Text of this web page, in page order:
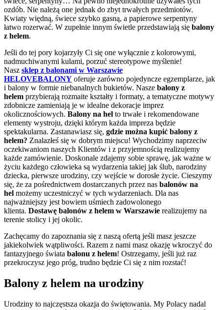
ozdób. Nie należą one jednak do zbyt trwałych przedmiotów.
Kwiaty więdną, świece szybko gasną, a papierowe serpentyny
łatwo rozerwać. W zupełnie innym świetle przedstawiają się balony
z helem.
Jeśli do tej pory kojarzyły Ci się one wyłącznie z kolorowymi,
nadmuchiwanymi kulami, porzuć stereotypowe myślenie!
Nasz sklep z balonami w Warszawie
HELOVEBALONY oferuje zarówno pojedyncze egzemplarze, jak
i balony w formie niebanalnych bukietów. Nasze balony z
helem przybierają rozmaite kształty i formaty, a tematyczne motywy
zdobnicze zamieniają je w idealne dekoracje imprez
okolicznościowych. Balony na hel to trwałe i rekomendowane
elementy wystroju, dzięki którym każda impreza będzie
spektakularna. Zastanawiasz się, gdzie można kupić balony z
helem? Znalazłeś się w dobrym miejscu! Wychodzimy naprzeciw
oczekiwaniom naszych Klientów i z przyjemnością realizujemy
każde zamówienie. Doskonale zdajemy sobie sprawę, jak ważne w
życiu każdego człowieka są wydarzenia takiej jak ślub, narodziny
dziecka, pierwsze urodziny, czy wejście w dorosłe życie. Cieszymy
się, że za pośrednictwem dostarczanych przez nas balonów na
hel możemy uczestniczyć w tych wydarzeniach. Dla nas
najważniejszy jest bowiem uśmiech zadowolonego
klienta. Dostawę balonów z helem w Warszawie realizujemy na
terenie stolicy i jej okolic.
Zachęcamy do zapoznania się z naszą ofertą jeśli masz jeszcze
jakiekolwiek wątpliwości. Razem z nami masz okazję wkroczyć do
fantazyjnego świata balonu z helem! Ostrzegamy, jeśli już raz
przekroczysz jego próg, trudno będzie Ci się z nim rozstać!
Balony z helem na urodziny
Urodziny to najczęstsza okazja do świętowania. My Polacy nadal